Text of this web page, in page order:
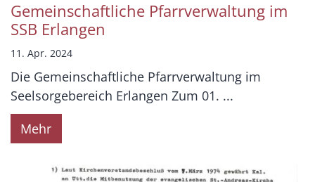
Gemeinschaftliche Pfarrverwaltung im
SSB Erlangen
11. Apr. 2024
Die Gemeinschaftliche Pfarrverwaltung im
Seelsorgebereich Erlangen Zum 01. ...
Mehr